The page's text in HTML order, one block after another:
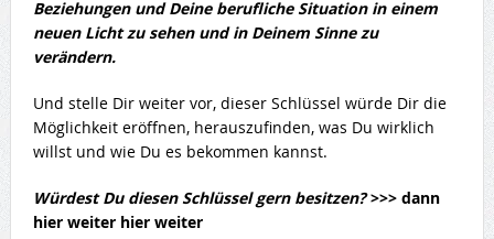
Beziehungen und Deine berufliche Situation in einem
neuen Licht zu sehen und in Deinem Sinne zu
verändern.
Und stelle Dir weiter vor, dieser Schlüssel würde Dir die
Möglichkeit eröffnen, herauszufinden, was Du wirklich
willst und wie Du es bekommen kannst.
Würdest Du diesen Schlüssel gern besitzen?>>> dann
hier weiter hier weiter